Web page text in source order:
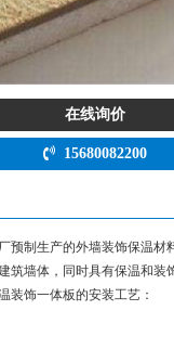
在线询价
15680082200
预制生产的外墙装饰保温材
筑墙体，同时具有保温和装
装饰一体板的安装工艺：